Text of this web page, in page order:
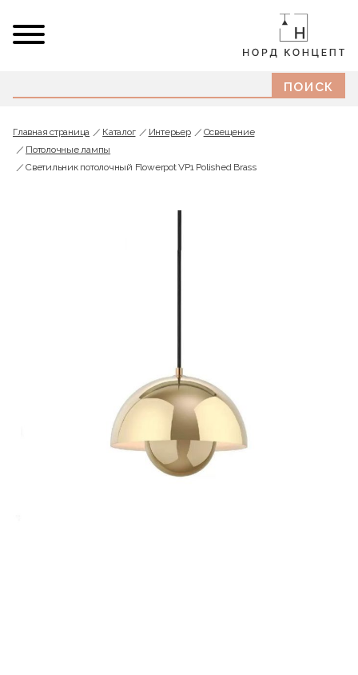
Главная страница Каталог Интерьер
Освещение
Потолочные лампы
Светильник потолочный Flowerpot VP1 Polished Brass